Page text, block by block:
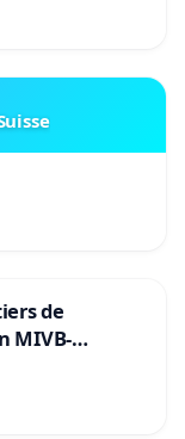
de
MIVB-
en Het